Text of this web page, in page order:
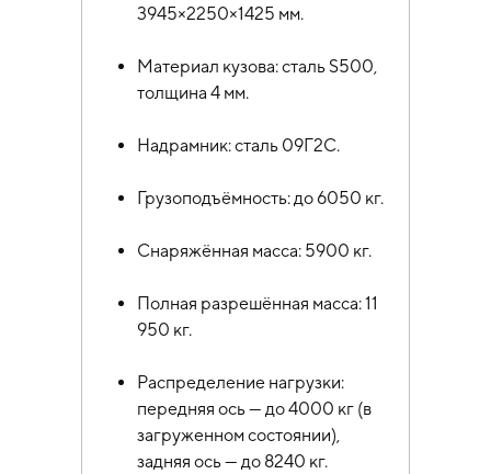
3945×2250×1425 мм.
Материал кузова: сталь S500,
толщина 4 мм.
Надрамник: сталь 09Г2С.
Грузоподъёмность: до 6050 кг.
Снаряжённая масса: 5900 кг.
Полная разрешённая масса: 11
950 кг.
Распределение нагрузки:
передняя ось — до 4000 кг (в
загруженном состоянии),
задняя ось — до 8240 кг.